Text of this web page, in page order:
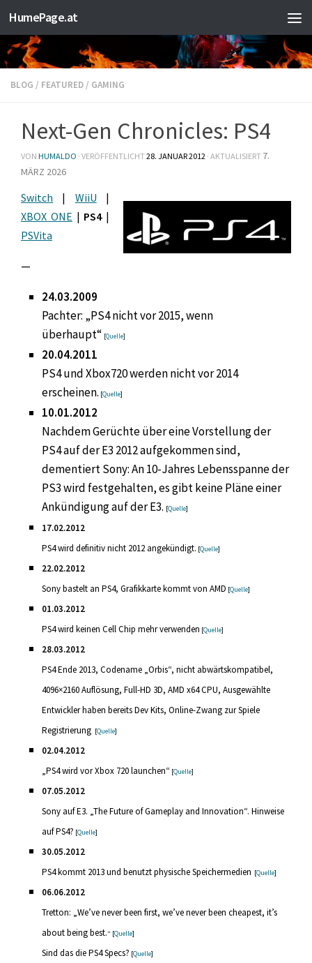
Zum Inhalt springen
HumePage.at
BLOG / FEATURED / GAMING
Next-Gen Chronicles: PS4
VON HUMALDO · VERÖFFENTLICHT28. JANUAR 2012 · AKTUALISIERT 7.
MÄRZ 2026
Switch | WiiU |
XBOX ONE | PS4|
PSVita
—
24.03.2009
Pachter: „PS4 nicht vor 2015, wenn
überhaupt“ [Quelle]
20.04.2011
PS4 und Xbox720 werden nicht vor 2014
erscheinen. [Quelle]
10.01.2012
Nachdem Gerüchte über eine Vorstellung der
PS4 auf der E3 2012 aufgekommen sind,
dementiert Sony: An 10-Jahres Lebensspanne der
PS3 wird festgehalten, es gibt keine Pläne einer
Ankündigung auf der E3. [Quelle]
17.02.2012
PS4 wird definitiv nicht 2012 angekündigt. [Quelle]
22.02.2012
Sony bastelt an PS4, Grafikkarte kommt von AMD [Quelle]
01.03.2012
PS4 wird keinen Cell Chip mehr verwenden [Quelle]
28.03.2012
PS4 Ende 2013, Codename „Orbis“, nicht abwärtskompatibel,
4096×2160 Auflösung, Full-HD 3D, AMD x64 CPU, Ausgewählte
Entwickler haben bereits Dev Kits, Online-Zwang zur Spiele
Registrierung [Quelle]
02.04.2012
„PS4 wird vor Xbox 720 launchen“ [Quelle]
07.05.2012
Sony auf E3. „The Future of Gameplay and Innovation“. Hinweise
auf PS4? [Quelle]
30.05.2012
PS4 kommt 2013 und benutzt physische Speichermedien [Quelle]
06.06.2012
Tretton: „We’ve never been first, we’ve never been cheapest, it’s
about being best.“ [Quelle]
Sind das die PS4 Specs? [Quelle]